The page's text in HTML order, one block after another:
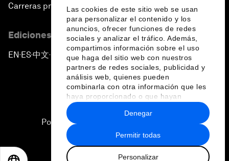
Las cookies de este sitio web se usan
para personalizar el contenido y los
anuncios, ofrecer funciones de redes
sociales y analizar el tráfico. Además,
compartimos información sobre el uso
que haga del sitio web con nuestros
partners de redes sociales, publicidad y
análisis web, quienes pueden
combinarla con otra información que les
haya proporcionado o que hayan
recopilado a partir del uso que haya
hecho de sus servicios.
Permitir todas
Personalizar
Denegar
Carreras profesionales
Ediciones en otros idiomas
EN ▪ES▪中文▪ 日本語
Política de privacidad y normas de uso
Sitemap